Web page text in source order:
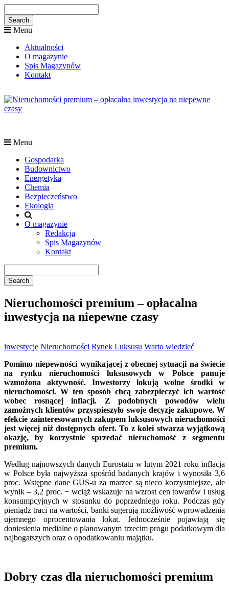
Menu
Aktualności
O magazynie
Spis Magazynów
Kontakt
Menu
Gospodarka
Budownictwo
Energetyka
Chemia
Bezpieczeństwo
Ekologia
O magazynie
Redakcja
Spis Magazynów
Kontakt
Nieruchomości premium – opłacalna
inwestycja na niepewne czasy
inwestycje Nieruchomości Rynek Luksusu Warto wiedzieć
Pomimo niepewności wynikającej z obecnej sytuacji na świecie
na rynku nieruchomości luksusowych w Polsce panuje
wzmożona aktywność. Inwestorzy lokują wolne środki w
nieruchomości. W ten sposób chcą zabezpieczyć ich wartość
wobec rosnącej inflacji. Z podobnych powodów wielu
zamożnych klientów przyspieszyło swoje decyzje zakupowe. W
efekcie zainteresowanych zakupem luksusowych nieruchomości
jest więcej niż dostępnych ofert. To z kolei stwarza wyjątkową
okazję, by korzystnie sprzedać nieruchomość z segmentu
premium.
Według najnowszych danych Eurostatu w lutym 2021 roku inflacja
w Polsce była najwyższa spośród badanych krajów i wynosiła 3,6
proc. Wstępne dane GUS-u za marzec są nieco korzystniejsze, ale
wynik – 3,2 proc. − wciąż wskazuje na wzrost cen towarów i usług
konsumpcyjnych w stosunku do poprzedniego roku. Podczas gdy
pieniądz traci na wartości, banki sugerują możliwość wprowadzenia
ujemnego oprocentowania lokat. Jednocześnie pojawiają się
doniesienia medialne o planowanym trzecim progu podatkowym dla
najbogatszych oraz o opodatkowaniu majątku.
Dobry czas dla nieruchomości premium